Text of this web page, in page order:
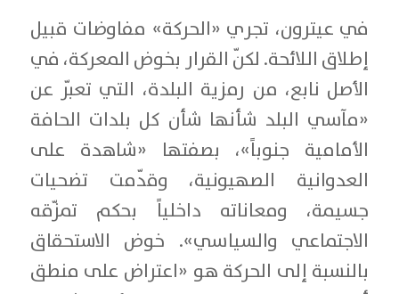
في عيترون، تجري «الحركة» مفاوضات قبيل
إطلاق اللائحة. لكنّ القرار بخوض المعركة، في
الأصل نابع، من رمزية البلدة، التي تعبّر عن
«مآسي البلد شأنها شأن كل بلدات الحافة
الأمامية جنوباً»، بصفتها «شاهدة على
العدوانية الصهيونية، وقدّمت تضحيات
جسيمة، ومعاناته داخلياً بحكم تمزّقه
الاجتماعي والسياسي». خوض الاستحقاق
بالنسبة إلى الحركة هو «اعتراض على منطق